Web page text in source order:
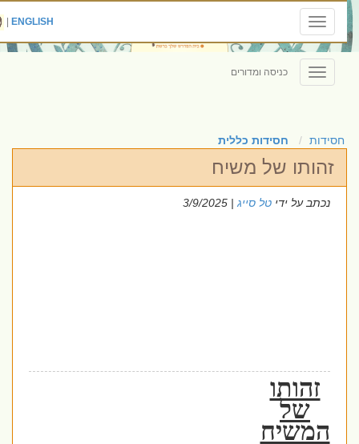
Toggle
navigation
ENGLISH
|
Toggle
navigation
כניסה ומדורים
חסידות חסידות כללית
זהותו של משיח
נכתב על ידיטל סייג| 3/9/2025
זהותו
של
המשיח